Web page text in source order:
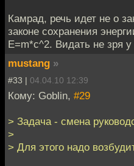
Камрад, речь идет не о
законе сохранения
Е=m*c^2. Видать не зря
mustang »
#33 | 04.04.10 12:39
Кому: Goblin, #29
> Задача - смена
>
> Для этого надо